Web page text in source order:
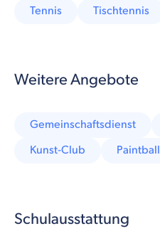
Tennis
Tischtennis
Weitere Angebote
Gemeinschaftsdienst
Kunst-Club
Paintball
Schulausstattung